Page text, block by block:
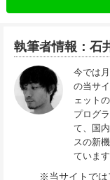
執筆者情報：石
今では
の当サ
ェット
プログ
て、国
スの新
ています
※当サイトでは